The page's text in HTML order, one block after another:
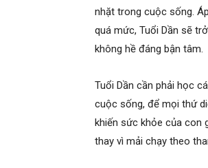
nhặt trong cuộc sống.
quá mức, Tuổi Dần sẽ
không hề đáng bận tâm.
Tuổi Dần cần phải học
cuộc sống, để mọi thứ
khiến sức khỏe của con
thay vì mải chạy theo